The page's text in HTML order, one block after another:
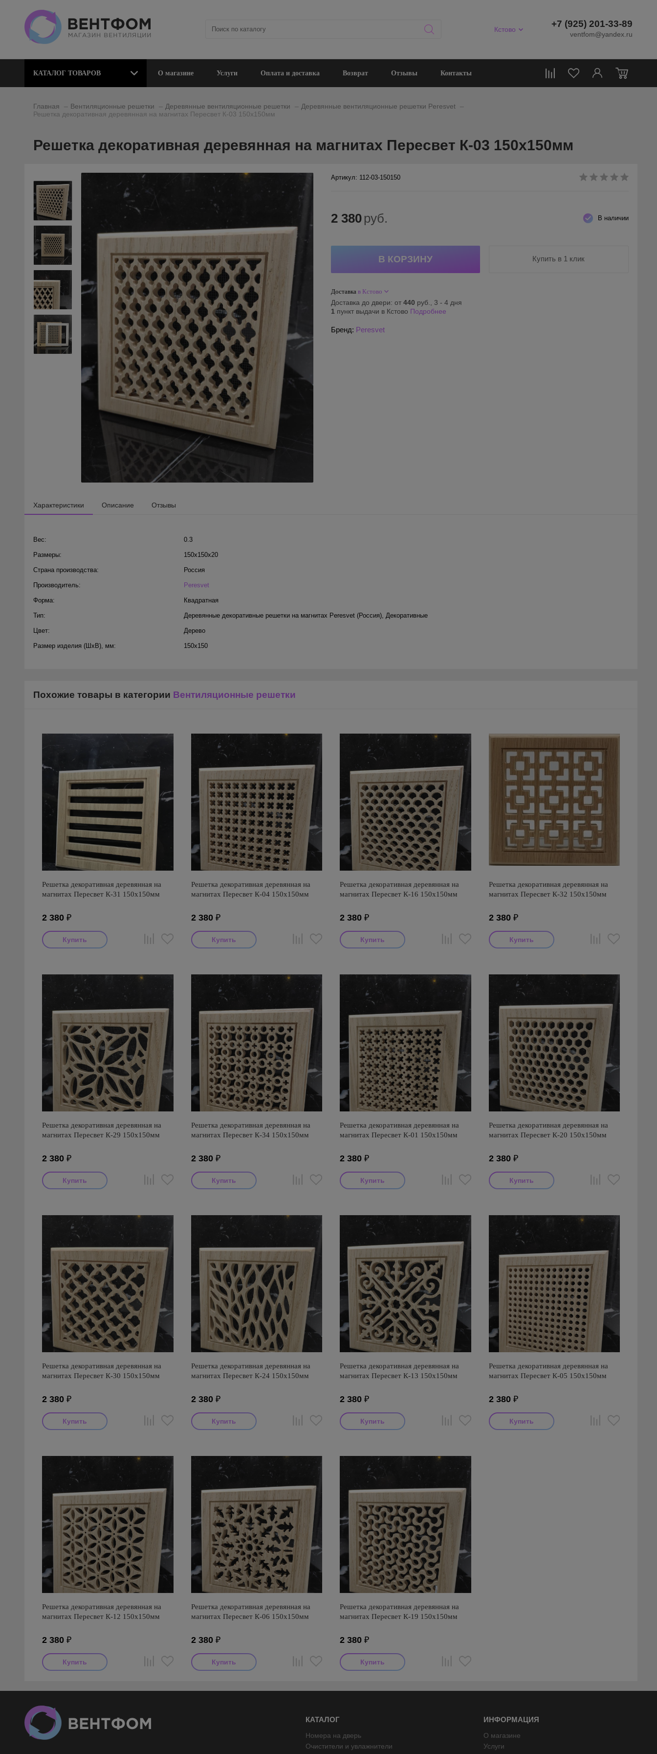
Кстово
+7 (925) 201-33-89
ventfom@yandex.ru
0
КАТАЛОГ ТОВАРОВ О магазине Услуги Оплата и доставка Возврат Отзывы Контакты
Главная Вентиляционные решетки Деревянные вентиляционные решетки Деревянные вентиляционные решетки Peresvet
Решетка декоративная деревянная на магнитах Пересвет К-03 150х150мм
Решетка декоративная деревянная на магнитах Пересвет К-03 150х150мм
Артикул: 112-03-150150
В наличии
2 380 руб.
Купить в 1 клик
Доставка в Кстово
Доставка до двери: от 440 руб., 3 - 4 дня
1 пункт выдачи в Кстово Подробнее
Бренд: Peresvet
Характеристики Описание Отзывы
Вес: 0.3
Размеры: 150x150x20
Страна производства: Россия
Производитель: Peresvet
Форма: Квадратная
Тип: Деревянные декоративные решетки на магнитах Peresvet (Россия), Декоративные
Цвет: Дерево
Размер изделия (ШхВ), мм: 150х150
Похожие товары в категории Вентиляционные решетки
Решетка декоративная деревянная на
магнитах Пересвет К-31 150х150мм
2 380 ₽
Решетка декоративная деревянная на
магнитах Пересвет К-04 150х150мм
2 380₽
Решетка декоративная деревянная на
магнитах Пересвет К-16 150х150мм
2 380 ₽
Решетка декоративная деревянная на
магнитах Пересвет К-32 150х150мм
2 380₽
Решетка декоративная деревянная на
магнитах Пересвет К-29 150х150мм
2 380 ₽
Решетка декоративная деревянная на
магнитах Пересвет К-34 150х150мм
2 380₽
Решетка декоративная деревянная на
магнитах Пересвет К-01 150х150мм
2 380 ₽
Решетка декоративная деревянная на
магнитах Пересвет К-20 150х150мм
2 380₽
Решетка декоративная деревянная на
магнитах Пересвет К-30 150х150мм
2 380 ₽
Решетка декоративная деревянная на
магнитах Пересвет К-24 150х150мм
2 380₽
Решетка декоративная деревянная на
магнитах Пересвет К-13 150х150мм
2 380 ₽
Решетка декоративная деревянная на
магнитах Пересвет К-05 150х150мм
2 380₽
Решетка декоративная деревянная на
магнитах Пересвет К-12 150х150мм
2 380 ₽
Решетка декоративная деревянная на
магнитах Пересвет К-06 150х150мм
2 380₽
Решетка декоративная деревянная на
магнитах Пересвет К-19 150х150мм
2 380 ₽
КАТАЛОГ
Номера на дверь
Очистители и увлажнители
ИНФОРМАЦИЯ
О магазине
Услуги